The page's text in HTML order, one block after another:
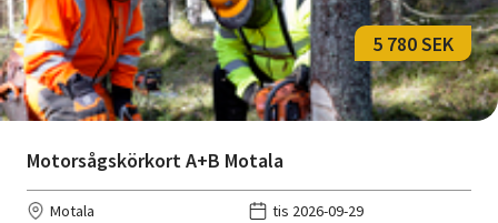
Motorsågskörkort A+B Motala
5 780 SEK
Motala
tis 2026-09-29